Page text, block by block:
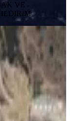
VE
Ana Yol